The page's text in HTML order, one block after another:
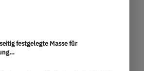
3.499 kg
Technisch zulässige Gesamtmasse
festgelegte Masse für